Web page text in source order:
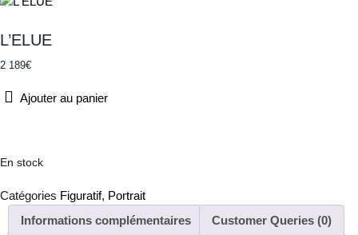
L’ELUE
2 189€
Ajouter au panier
En stock
Catégories Figuratif, Portrait
Informations complémentaires
Customer Queries (0)